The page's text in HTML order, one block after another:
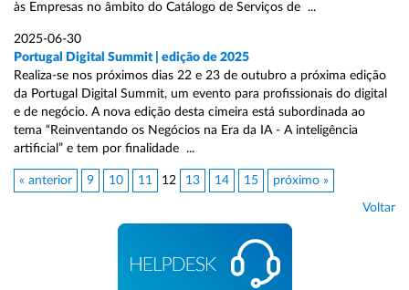
às Empresas no âmbito do Catálogo de Serviços de ...
2025-06-30
Portugal Digital Summit | edição de 2025
Realiza-se nos próximos dias 22 e 23 de outubro a próxima edição
da Portugal Digital Summit, um evento para profissionais do digital
e de negócio. A nova edição desta cimeira está subordinada ao
tema “Reinventando os Negócios na Era da IA - A inteligência
artificial” e tem por finalidade ...
« anterior 9 10 11 12 13 14 15 próximo »
Voltar